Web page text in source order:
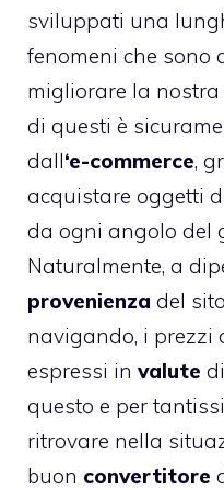
sviluppati una
fenomeni che sono
migliorare la
di questi è
dall‘e-commerce,
acquistare oggetti
da ogni angolo del
Naturalmente, a
provenienza del
navigando, i prezzi
espressi in valute
questo e per
ritrovare nella
buon convertitore